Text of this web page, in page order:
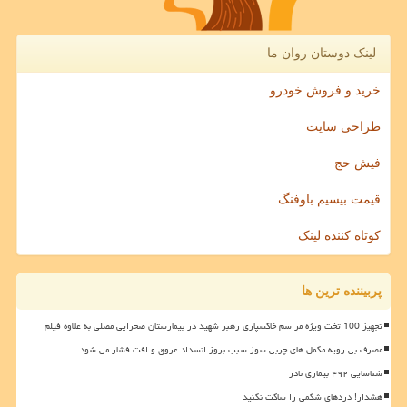
لینک دوستان روان ما
خرید و فروش خودرو
طراحی سایت
فیش حج
قیمت بیسیم باوفنگ
کوتاه کننده لینک
پربیننده ترین ها
تجهیز 100 تخت ویژه مراسم خاکسپاری رهبر شهید در بیمارستان صحرایی مصلی به علاوه فیلم
مصرف بی رویه مکمل های چربی سوز سبب بروز انسداد عروق و افت فشار می شود
شناسایی ۴۹۲ بیماری نادر
هشدار! دردهای شکمی را ساکت نکنید